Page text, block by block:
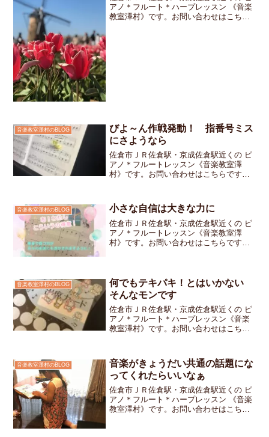
アノ＊フルート＊ハープレッスン 《音楽
教室澤村》です。お問い合わせはこちら
音楽教室澤村のBLOG
びよ～ん作戦発動！ 指番号ミス
にさようなら
佐倉市ＪＲ佐倉駅・京成佐倉駅近くの ピ
アノ＊フルートレッスン《音楽教室澤
村》です。お問い合わせはこちらです先
所がありました色鉛筆で「３－５」とカ
ラフルに書き込んでみた...
音楽教室澤村のBLOG 小さな自信は大きな力に
佐倉市ＪＲ佐倉駅・京成佐倉駅近くの ピ
アノ＊フルートレッスン《音楽教室澤
村》です。お問い合わせはこちらですレ
がたくさん書いてあるね」...
音楽教室澤村のBLOG
何でもテキパキ！とはいかない
そんなモンです
佐倉市ＪＲ佐倉駅・京成佐倉駅近くの ピ
アノ＊フルート＊ハープレッスン《音楽
教室澤村》です。お問い合わせはこちら
たり落ち着いてお話を聞いてくれたり両
手奏ができるようにな...
音楽教室澤村のBLOG
音楽がきょうだい共通の話題にな
ってくれたらいいなぁ
佐倉市ＪＲ佐倉駅・京成佐倉駅近くの ピ
アノ＊フルート＊ハープレッスン 《音楽
教室澤村》です。お問い合わせはこちら